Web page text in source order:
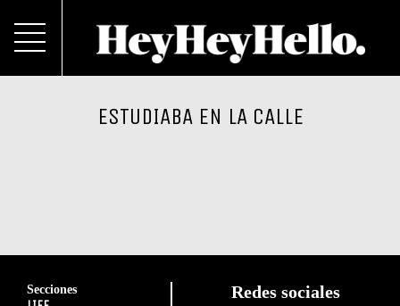
ESTUDIABA EN LA CALLE
Secciones Redes sociales